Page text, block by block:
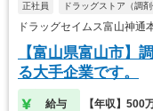
正社員 ドラッグストア（調剤
ドラッグセイムス富山神
【富山県富山市】
る大手企業です。
給与 【年収】500